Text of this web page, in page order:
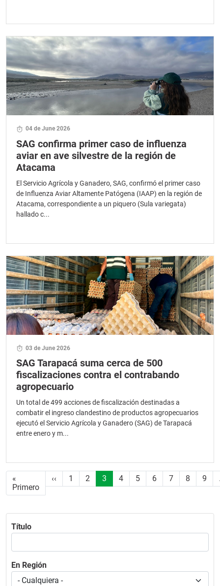
04 de June 2026
SAG confirma primer caso de influenza
aviar en ave silvestre de la región de
Atacama
El Servicio Agrícola y Ganadero, SAG, confirmó el primer caso
de Influenza Aviar Altamente Patógena (IAAP) en la región de
Atacama, correspondiente a un piquero (Sula variegata)
hallado c...
03 de June 2026
SAG Tarapacá suma cerca de 500
fiscalizaciones contra el contrabando
agropecuario
Un total de 499 acciones de fiscalización destinadas a
combatir el ingreso clandestino de productos agropecuarios
ejecutó el Servicio Agrícola y Ganadero (SAG) de Tarapacá
entre enero y m...
Paginación
«
PrimeroPrimera página
‹‹ Página anterior
1 2 3 4 5 6 7 8 9
Título
En Región